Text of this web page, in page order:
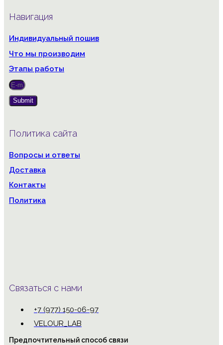
Навигация
Индивидуальный пошив
Что мы производим
Этапы работы
Submit
Политика сайта
Вопросы и ответы
Доставка
Контакты
Политика
Связаться с нами
+7 (977) 150-06-97
VELOUR_LAB
Предпочтительный способ связи